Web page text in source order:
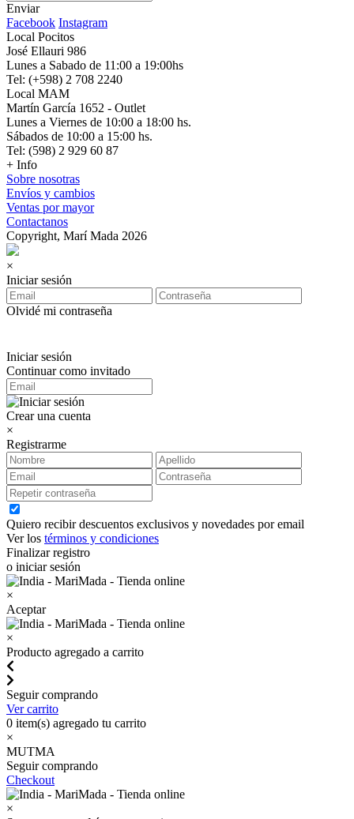
Enviar
Facebook Instagram
Local Pocitos
José Ellauri 986
Lunes a Sabado de 11:00 a 19:00hs
Tel: (+598) 2 708 2240
Local MAM
Martín García 1652 - Outlet
Lunes a Viernes de 10:00 a 18:00 hs.
Sábados de 10:00 a 15:00 hs.
Tel: (598) 2 929 60 87
+ Info
Sobre nosotras
Envíos y cambios
Ventas por mayor
Contactanos
Copyright, Marí Mada 2026
×
Iniciar sesión
Olvidé mi contraseña
Iniciar sesión
Continuar como invitado
Crear una cuenta
×
Registrarme
Quiero recibir descuentos exclusivos y novedades por email
Ver los términos y condiciones
Finalizar registro
o iniciar sesión
×
Aceptar
×
Producto agregado a carrito
Seguir comprando
Ver carrito
0 item(s) agregado tu carrito
×
MUTMA
Seguir comprando
Checkout
×